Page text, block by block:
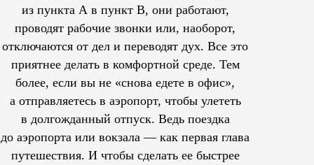
из пункта А в пункт В, они работают,
проводят рабочие звонки или, наоборот,
отключаются от дел и переводят дух. Все это
приятнее делать в комфортной среде. Тем
более, если вы не «снова едете в офис»,
а отправляетесь в аэропорт, чтобы улететь
в долгожданный отпуск. Ведь поездка
до аэропорта или вокзала — как первая глава
путешествия. И чтобы сделать ее быстрее